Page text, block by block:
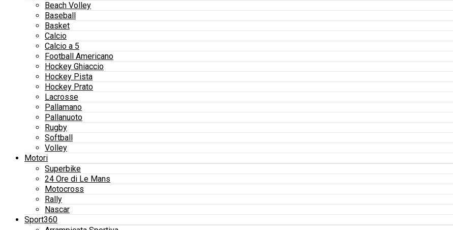
Beach Volley
Baseball
Basket
Calcio
Calcio a 5
Football Americano
Hockey Ghiaccio
Hockey Pista
Hockey Prato
Lacrosse
Pallamano
Pallanuoto
Rugby
Softball
Volley
Motori
Superbike
24 Ore di Le Mans
Motocross
Rally
Nascar
Sport360